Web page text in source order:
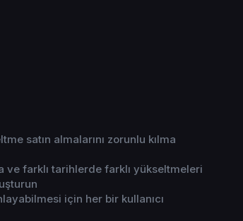
satın almalarını zorunlu kılma
ve farklı tarihlerde farklı yükseltmeleri
için her bir kullanıcı